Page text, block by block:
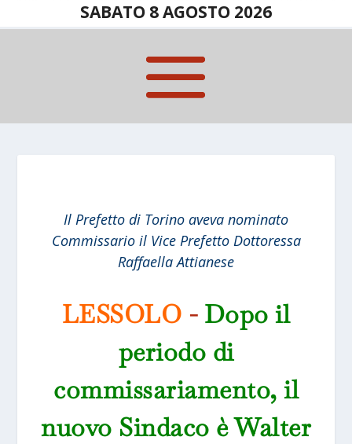
SABATO 8 AGOSTO 2026
Il Prefetto di Torino aveva nominato
Commissario il Vice Prefetto Dottoressa
Raffaella Attianese
LESSOLO - Dopo il
periodo di
commissariamento, il
nuovo Sindaco è Walter